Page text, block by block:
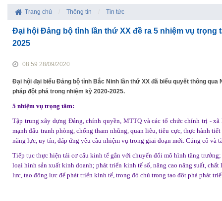
Trang chủ Thông tin Tin tức
Đại hội Đảng bộ tỉnh lần thứ XX đề ra 5 nhiệm vụ trọng
2025
08:59 28/09/2020
Đại hội đại biểu Đảng bộ tỉnh Bắc Ninh lần thứ XX đã biểu quyết thông
pháp đột phá trong nhiệm kỳ 2020-2025.
5 nhiệm vụ trọng tâm:
Tập trung xây dựng Đảng, chính quyền, MTTQ và các tổ chức chính trị -
mạnh đấu tranh phòng, chống tham nhũng, quan liêu, tiêu cực, thực hành
năng lực, uy tín, đáp ứng yêu cầu nhiệm vụ trong giai đoạn mới. Củng cố và
Tiếp tục thực hiện tái cơ cấu kinh tế gắn với chuyển đổi mô hình tăng
loại hình sản xuất kinh doanh; phát triển kinh tế số, nâng cao năng suất,
lực, tạo động lực để phát triển kinh tế, trong đó chú trọng tạo đột phá phát